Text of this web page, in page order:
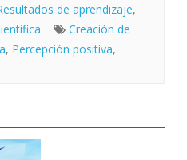
de aprendizaje,
Creación de
, Percepción positiva,